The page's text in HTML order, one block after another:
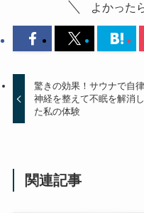
よかった
驚きの効果！サウナで自律
神経を整えて不眠を解消し
た私の体験
関連記事